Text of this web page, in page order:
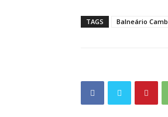
TAGS Balneário